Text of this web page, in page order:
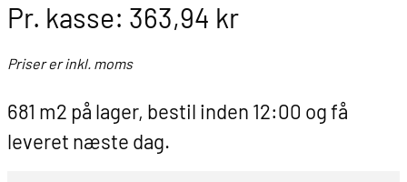
Pr. kasse: 363,94 kr
Priser er inkl. moms
681 m2 på lager, bestil inden 12:00 og få
leveret næste dag.